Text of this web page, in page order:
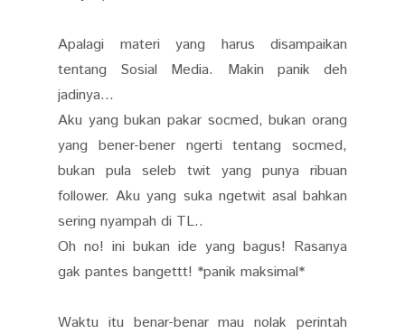
Apalagi materi yang harus disampaikan
tentang Sosial Media. Makin panik deh
jadinya...
Aku yang bukan pakar socmed, bukan orang
yang bener-bener ngerti tentang socmed,
bukan pula seleb twit yang punya ribuan
follower. Aku yang suka ngetwit asal bahkan
sering nyampah di TL..
Oh no! ini bukan ide yang bagus! Rasanya
gak pantes bangettt! *panik maksimal*
Waktu itu benar-benar mau nolak perintah